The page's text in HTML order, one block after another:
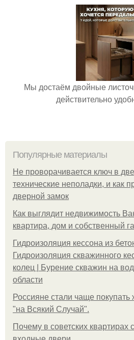
Мы достаём двойные
действительно
Популярные материалы
Не проворачивается ключ в
технические неполадки, и как
дверной замок
Как выглядит недвижимость
квартира, дом и собственный
Гидроизоляция кессона из
Гидроизоляция скважинного
колец | Бурение скважин на
области
Россияне стали чаще покупать
"на Всякий Случай".
Почему в советских квартирах